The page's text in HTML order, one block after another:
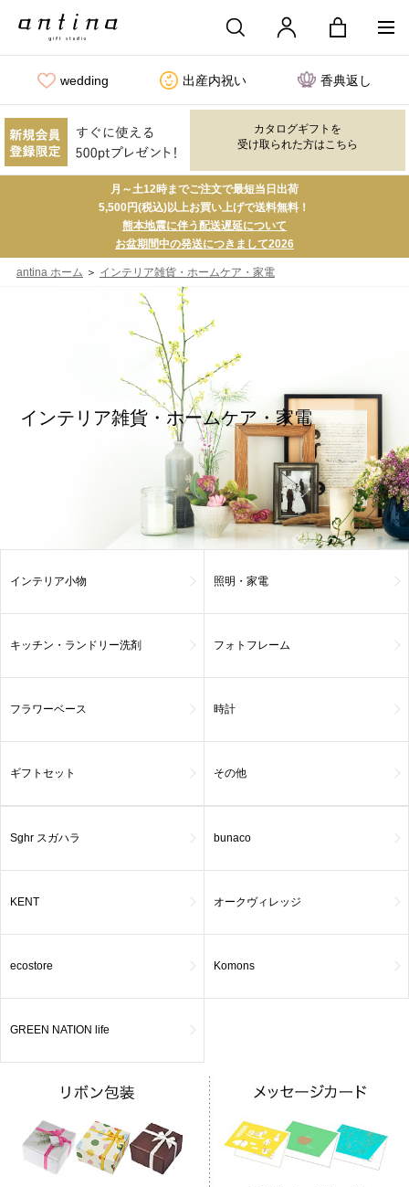
wedding 出産内祝い 香典返し
カタログギフトを
受け取られた方はこちら
月～土12時までご注文で最短当日出荷
5,500円(税込)以上お買い上げで送料無料！
熊本地震に伴う配送遅延について
お盆期間中の発送につきまして2026
antina ホーム ＞ インテリア雑貨・ホームケア・家電
インテリア雑貨・ホームケア・家電
インテリア小物 照明・家電
キッチン・ランドリー洗剤 フォトフレーム
フラワーベース 時計
ギフトセット その他
Sghr スガハラ bunaco
KENT オークヴィレッジ
ecostore Komons
GREEN NATION life